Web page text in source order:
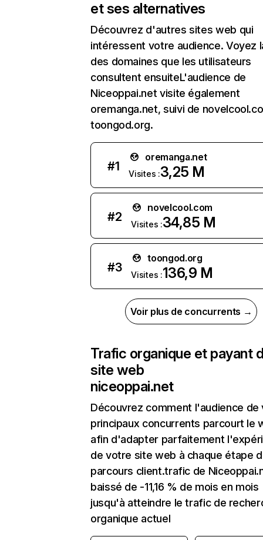
et ses alternatives
Découvrez d'autres sites web qui
intéressent votre audience. Voyez
des domaines que les utilisateurs
consultent ensuiteL'audience de
Niceoppai.net visite également
oremanga.net, suivi de
toongod.org.
#1
oremanga.net
Visites :3,25 M
#2
novelcool.com
Visites :34,85 M
#3
toongod.org
Visites :136,9 M
Voir plus de concurrents →
Trafic organique et payant
site web
niceoppai.net
Découvrez comment l'audience de
principaux concurrents parcourt le
afin d'adapter parfaitement
de votre site web à chaque étape
parcours client.trafic de
baissé de -11,16 % de mois en mois
jusqu'à atteindre le trafic de
organique actuel